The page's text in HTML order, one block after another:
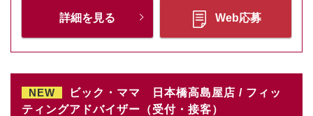
詳細を見る Web応募
NEW
ビック・ママ 日本橋高島屋店 / フィッ
ティングアドバイザー（受付・接客）